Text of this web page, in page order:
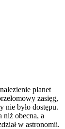
planet
zasięg,
nie było dostępu.
niż obecna, a
w astronomii.